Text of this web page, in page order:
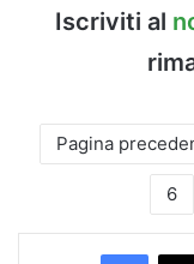
Iscriviti al
Pagina
6